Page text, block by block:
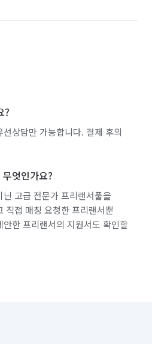
?
상담만 가능합니다. 결제 후의
엇인가요?
고급 전문가 프리랜서풀을
직접 매칭 요청한 프리랜서뿐
한 프리랜서의 지원서도 확인할